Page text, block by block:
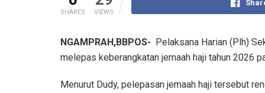
SHARES VIEWS
NGAMPRAH,BBPOS- Pelaksana Harian (Plh)
melepas keberangkatan jemaah haji tahun 2026
Menurut Dudy, pelepasan jemaah haji tersebut